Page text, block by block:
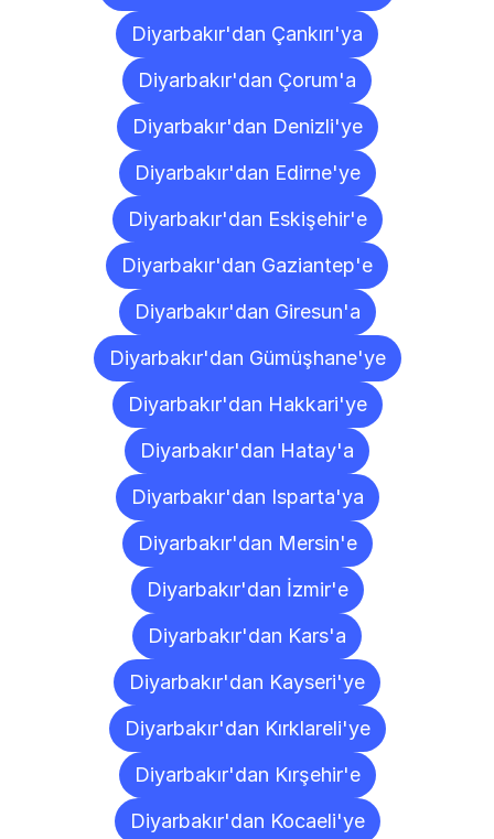
Diyarbakır'dan Çankırı'ya
Diyarbakır'dan Çorum'a
Diyarbakır'dan Denizli'ye
Diyarbakır'dan Edirne'ye
Diyarbakır'dan Eskişehir'e
Diyarbakır'dan Gaziantep'e
Diyarbakır'dan Giresun'a
Diyarbakır'dan Gümüşhane'ye
Diyarbakır'dan Hakkari'ye
Diyarbakır'dan Hatay'a
Diyarbakır'dan Isparta'ya
Diyarbakır'dan Mersin'e
Diyarbakır'dan İzmir'e
Diyarbakır'dan Kars'a
Diyarbakır'dan Kayseri'ye
Diyarbakır'dan Kırklareli'ye
Diyarbakır'dan Kırşehir'e
Diyarbakır'dan Kocaeli'ye